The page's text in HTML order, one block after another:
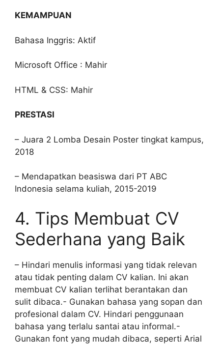
KEMAMPUAN
Bahasa Inggris: Aktif
Microsoft Office : Mahir
HTML & CSS: Mahir
PRESTASI
– Juara 2 Lomba Desain Poster tingkat kampus,
2018
– Mendapatkan beasiswa dari PT ABC
Indonesia selama kuliah, 2015-2019
4. Tips Membuat CV
Sederhana yang Baik
– Hindari menulis informasi yang tidak relevan
atau tidak penting dalam CV kalian. Ini akan
membuat CV kalian terlihat berantakan dan
sulit dibaca.- Gunakan bahasa yang sopan dan
profesional dalam CV. Hindari penggunaan
bahasa yang terlalu santai atau informal.-
Gunakan font yang mudah dibaca, seperti Arial